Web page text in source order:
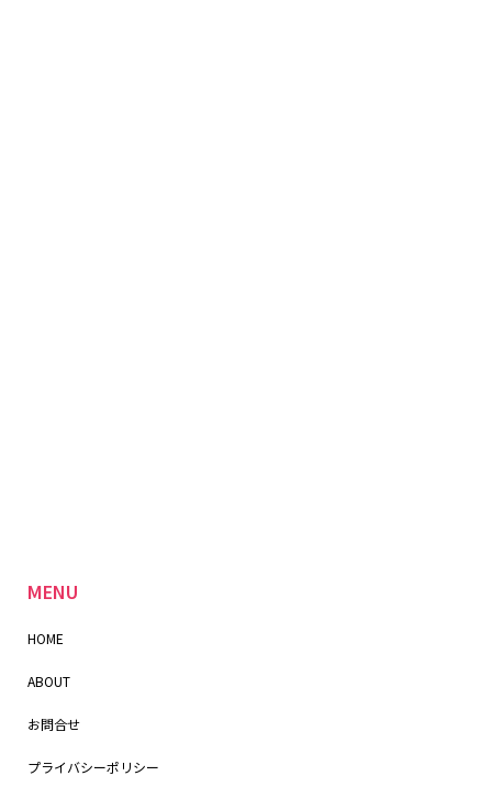
MENU
HOME
ABOUT
お問合せ
プライバシーポリシー